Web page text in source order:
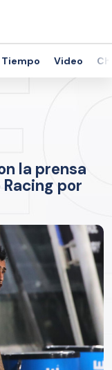
Tiempo Video
la prensa
por